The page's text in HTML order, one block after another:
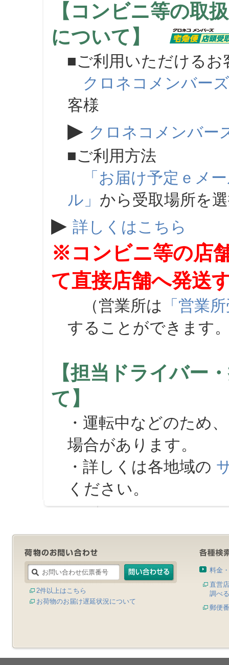
【コンビニ等の取
について】
■ご利用いただけるお
クロネコメンバーズ
客様
▶ クロネコメンバー
■ご利用方法
「お届け予定ｅメ
ル」 から受取場所を
▶ 詳しくはこちら
※コンビニ等の店
て直接店舗へ発送
（営業所は 「営業
することができます
【担当ドライバー
て】
・運転中などのため
場合があります。
・詳しくは各地域の
ください。
2件以上はこちら
お荷物のお届け遅延状況について
料金
直営
調べる
郵便